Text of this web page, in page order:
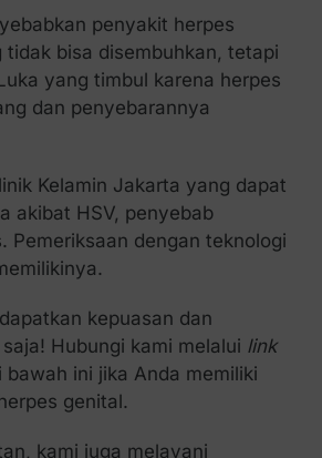
penyakit herpes
tidak bisa disembuhkan, tetapi
yang timbul karena herpes
dan penyebarannya
Kelamin Jakarta yang dapat
akibat HSV, penyebab
Pemeriksaan dengan teknologi
kepuasan dan
Hubungi kami melalui link
bawah ini jika Anda memiliki
genital.
kami juga melayani